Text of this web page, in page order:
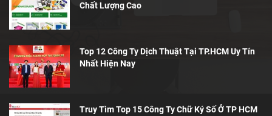
Chất Lượng Cao
Top 12 Công Ty Dịch Thuật Tại TP.HCM Uy Tín
Nhất Hiện Nay
Truy Tìm Top 15 Công Ty Chữ Ký Số Ở TP HCM